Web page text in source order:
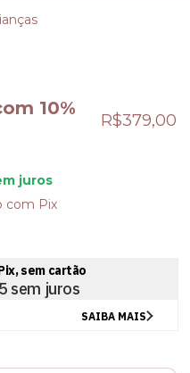
10%
R$379,00
juros
com Pix